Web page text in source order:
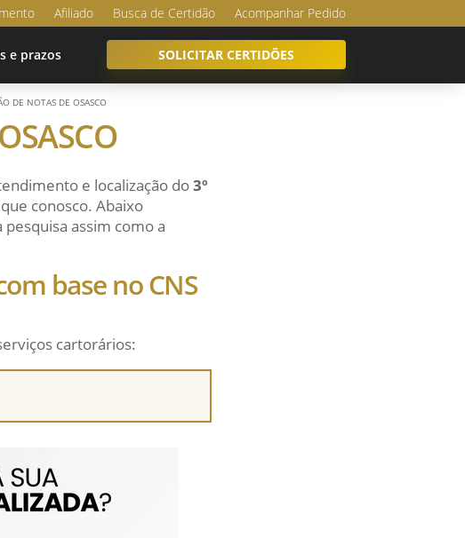
Afiliado Busca de Certidão Acompanhar Pedido
e prazos SOLICITAR CERTIDÕES
DE NOTAS DE OSASCO
e localização do3º
conosco. Abaixo
assim como a
base no CNS
cartorários: